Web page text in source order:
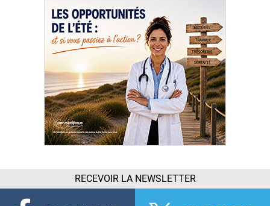
RECEVOIR LA NEWSLETTER